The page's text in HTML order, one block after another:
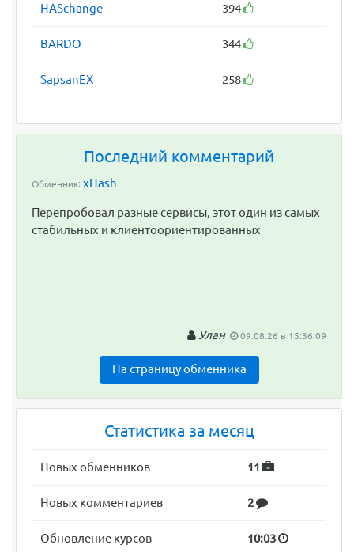
HASchange 394
BARDO 344
SapsanEX 258
Последний комментарий
Обменник: xHash
Перепробовал разные сервисы, этот один из самых
стабильных и клиентоориентированных
Улан 09.08.26 в 15:36:09
На страницу обменника
Статистика за месяц
Новых обменников 11
Новых комментариев 2
Обновление курсов 10:03